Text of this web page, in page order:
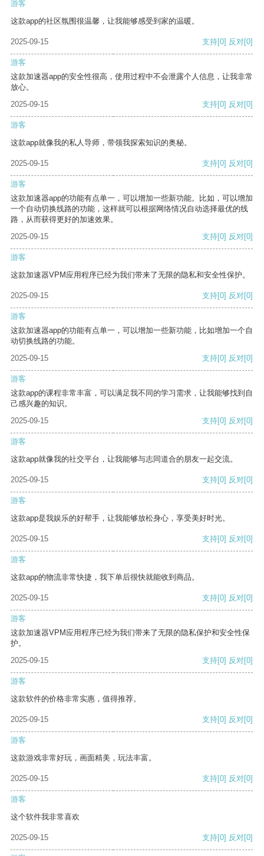
游客
这款app的社区氛围很温馨，让我能够感受到家的温暖。
2025-09-15 支持[0] 反对[0]
游客
这款加速器app的安全性很高，使用过程中不会泄露个人信息，让我非常
放心。
2025-09-15
支持[0] 反对[0]
游客
这款app就像我的私人导师，带领我探索知识的奥秘。
2025-09-15 支持[0] 反对[0]
游客
这款加速器app的功能有点单一，可以增加一些新功能。比如，可以增加
一个自动切换线路的功能，这样就可以根据网络情况自动选择最优的线
路，从而获得更好的加速效果。
2025-09-15
支持[0] 反对[0]
游客
这款加速器VPM应用程序已经为我们带来了无限的隐私和安全性保护。
2025-09-15 支持[0] 反对[0]
游客
这款加速器app的功能有点单一，可以增加一些新功能，比如增加一个自
动切换线路的功能。
2025-09-15
支持[0] 反对[0]
游客
这款app的课程非常丰富，可以满足我不同的学习需求，让我能够找到自
己感兴趣的知识。
2025-09-15
支持[0] 反对[0]
游客
这款app就像我的社交平台，让我能够与志同道合的朋友一起交流。
2025-09-15 支持[0] 反对[0]
游客
这款app是我娱乐的好帮手，让我能够放松身心，享受美好时光。
2025-09-15 支持[0] 反对[0]
游客
这款app的物流非常快捷，我下单后很快就能收到商品。
2025-09-15 支持[0] 反对[0]
游客
这款加速器VPM应用程序已经为我们带来了无限的隐私保护和安全性保
护。
2025-09-15
支持[0] 反对[0]
游客
这款软件的价格非常实惠，值得推荐。
2025-09-15 支持[0] 反对[0]
游客
这款游戏非常好玩，画面精美，玩法丰富。
2025-09-15 支持[0] 反对[0]
游客
这个软件我非常喜欢
2025-09-15 支持[0] 反对[0]